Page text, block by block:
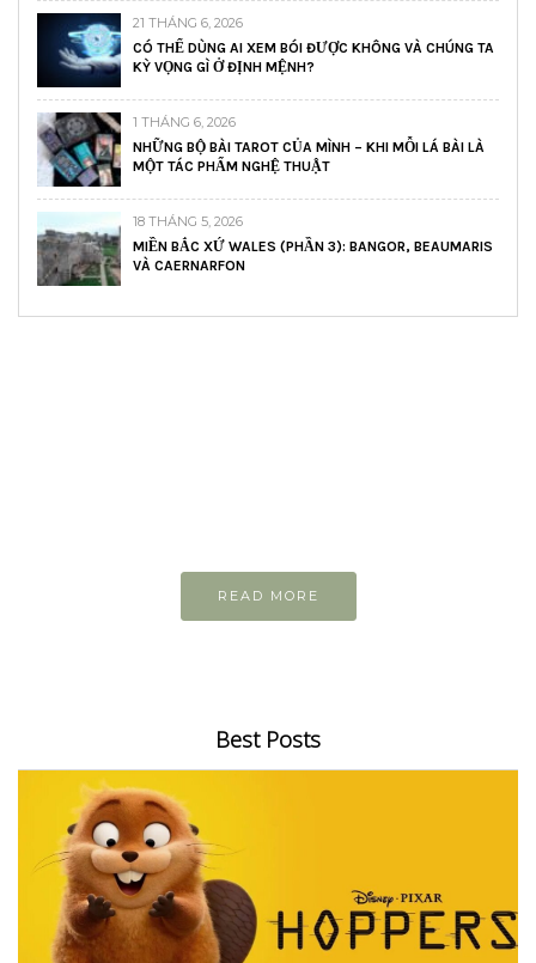
21 THÁNG 6, 2026
CÓ THỂ DÙNG AI XEM BÓI ĐƯỢC KHÔNG VÀ CHÚNG TA
KỲ VỌNG GÌ Ở ĐỊNH MỆNH?
1 THÁNG 6, 2026
NHỮNG BỘ BÀI TAROT CỦA MÌNH – KHI MỖI LÁ BÀI LÀ
MỘT TÁC PHẨM NGHỆ THUẬT
18 THÁNG 5, 2026
MIỀN BẮC XỨ WALES (PHẦN 3): BANGOR, BEAUMARIS
VÀ CAERNARFON
READ MORE
Best Posts